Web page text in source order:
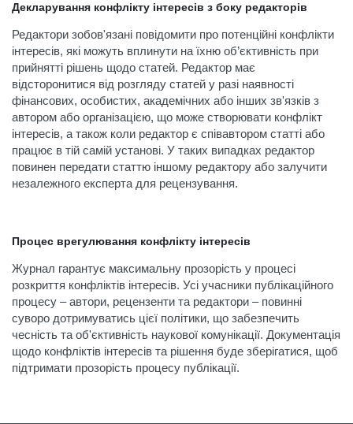
Декларування конфлікту інтересів з боку редакторів
Редактори зобов'язані повідомити про потенційні конфлікти
інтересів, які можуть вплинути на їхню об’єктивність при
прийнятті рішень щодо статей. Редактор має
відсторонитися від розгляду статей у разі наявності
фінансових, особистих, академічних або інших зв'язків з
автором або організацією, що може створювати конфлікт
інтересів, а також коли редактор є співавтором статті або
працює в тій самій установі. У таких випадках редактор
повинен передати статтю іншому редактору або залучити
незалежного експерта для рецензування.
Процес врегулювання конфлікту інтересів
Журнал гарантує максимальну прозорість у процесі
розкриття конфліктів інтересів. Усі учасники публікаційного
процесу – автори, рецензенти та редактори – повинні
суворо дотримуватись цієї політики, що забезпечить
чесність та об'єктивність наукової комунікації. Документація
щодо конфліктів інтересів та рішення буде зберігатися, щоб
підтримати прозорість процесу публікації.